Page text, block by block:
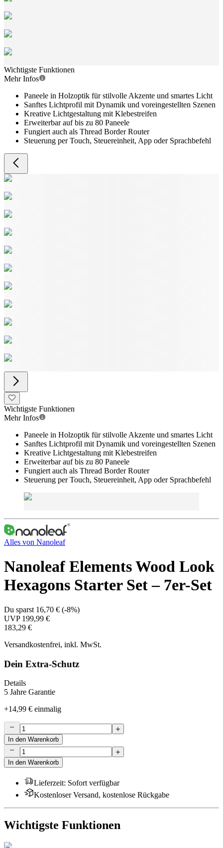
Wichtigste Funktionen
Mehr Infos
Paneele in Holzoptik für stilvolle Akzente und smartes Licht
Sanftes Lichtprofil mit Dynamik und voreingestellten Szenen
Kreative Lichtgestaltung mit Klebestreifen
Erweiterbar auf bis zu 80 Paneele
Fungiert auch als Thread Border Router
Steuerung per Touch, Steuereinheit, App oder Sprachbefehl
Wichtigste Funktionen
Mehr Infos
Paneele in Holzoptik für stilvolle Akzente und smartes Licht
Sanftes Lichtprofil mit Dynamik und voreingestellten Szenen
Kreative Lichtgestaltung mit Klebestreifen
Erweiterbar auf bis zu 80 Paneele
Fungiert auch als Thread Border Router
Steuerung per Touch, Steuereinheit, App oder Sprachbefehl
Alles von Nanoleaf
Nanoleaf Elements Wood Look
Hexagons Starter Set – 7er-Set
Du sparst 16,70 € (-8%)
UVP 199,99 €
183,29 €
Versandkostenfrei, inkl. MwSt.
Dein Extra-Schutz
Details
5 Jahre Garantie
+14,99 € einmalig
In den Warenkorb
In den Warenkorb
Lieferzeit: Sofort verfügbar
Kostenloser Versand, kostenlose Rückgabe
Wichtigste Funktionen